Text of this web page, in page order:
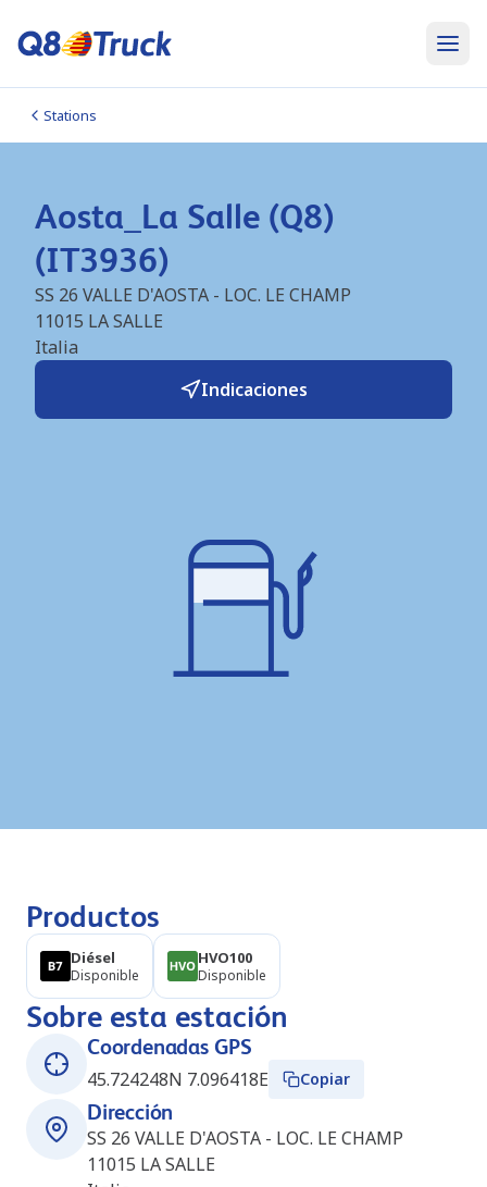
Stations
Aosta_La Salle (Q8)
(IT3936)
SS 26 VALLE D'AOSTA - LOC. LE CHAMP
11015 LA SALLE
Italia
Indicaciones
Productos
Diésel
Disponible
HVO100
Disponible
Sobre esta estación
Coordenadas GPS
45.724248N 7.096418E
Copiar
Dirección
SS 26 VALLE D'AOSTA - LOC. LE CHAMP
11015 LA SALLE